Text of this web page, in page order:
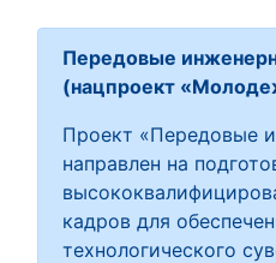
Передовые
(нацпроект
Проект «Передовые
направлен на
кадров для
технологического